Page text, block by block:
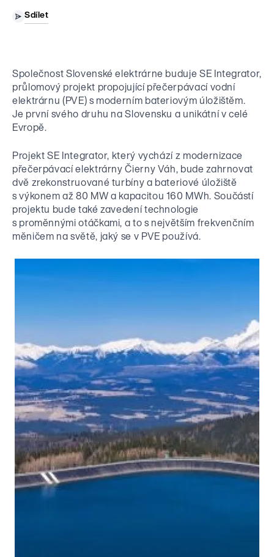
Nadace EP Group
Aktivity EP Group
Energetika
Maloobchod / Commerce
Média
Logistika
Přehled společností
Whistleblowing
Finanční dokumenty
Kontakt pro investory
Výběrová řízení
Média
Ke stažení
Kontakt pro média
CS EN
Sdílet
Společnost Slovenské elektrárne buduje SE Integrator,
průlomový projekt propojující přečerpávací vodní
elektrárnu (PVE) s moderním bateriovým úložištěm.
Je první svého druhu na Slovensku a unikátní v celé
Evropě.
Projekt SE Integrator, který vychází z modernizace
přečerpávací elektrárny Čierny Váh, bude zahrnovat
dvě zrekonstruované turbíny a bateriové úložiště
s výkonem až 80 MW a kapacitou 160 MWh. Součástí
projektu bude také zavedení technologie
s proměnnými otáčkami, a to s největším frekvenčním
měničem na světě, jaký se v PVE používá.